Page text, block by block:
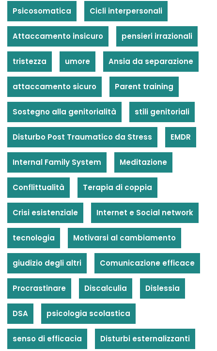
Psicosomatica Cicli interpersonali
Attaccamento insicuro pensieri irrazionali
tristezza umore Ansia da separazione
attaccamento sicuro Parent training
Sostegno alla genitorialità stili genitoriali
Disturbo Post Traumatico da Stress EMDR
Internal Family System Meditazione
Conflittualità Terapia di coppia
Crisi esistenziale Internet e Social network
tecnologia Motivarsi al cambiamento
giudizio degli altri Comunicazione efficace
Procrastinare Discalculia Dislessia
DSA psicologia scolastica
senso di efficacia Disturbi esternalizzanti